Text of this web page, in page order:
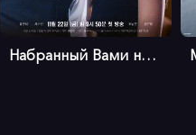
Набранный Вами номер